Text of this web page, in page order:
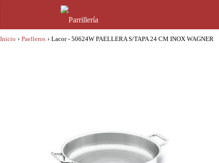
Inicio › Paelleros › Lacor - 50624W PAELLERA S/TAPA 24 CM INOX WAGNER